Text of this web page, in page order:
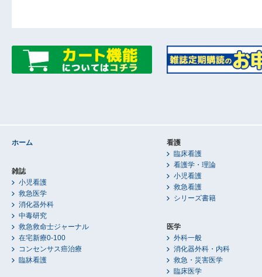
ホーム
雑誌
小児看護
救急医学
消化器外科
中毒研究
救急救命士ジャーナル
在宅新療0-100
コンセンサス癌治療
臨牀看護
看護
臨床看護
看護学・理論
小児看護
救急看護
シリーズ書籍
医学
外科一般
消化器外科・内科
救急・災害医学
臨床医学